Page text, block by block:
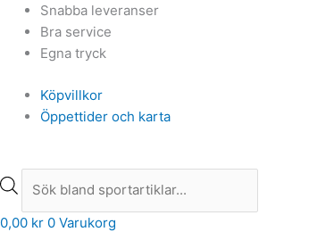
Hoppa
innehåll
Snabba leveranser
Bra service
Egna tryck
Köpvillkor
Öppettider och karta
Products
search
0,00 kr 0 Varukorg
Products
search